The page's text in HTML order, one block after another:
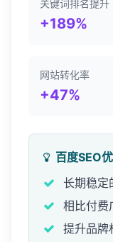
关键词排名提升
+189%
网站转化率
+47%
百度SEO
长期稳定
相比付费
提升品牌